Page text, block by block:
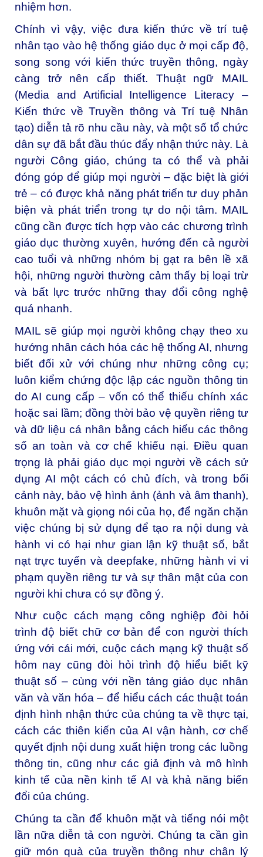
nhiệm hơn.
Chính vì vậy, việc đưa kiến thức về trí tuệ
nhân tạo vào hệ thống giáo dục ở mọi cấp độ,
song song với kiến thức truyền thông, ngày
càng trở nên cấp thiết. Thuật ngữ MAIL
(Media and Artificial Intelligence Literacy –
Kiến thức về Truyền thông và Trí tuệ Nhân
tạo) diễn tả rõ nhu cầu này, và một số tổ chức
dân sự đã bắt đầu thúc đẩy nhận thức này. Là
người Công giáo, chúng ta có thể và phải
đóng góp để giúp mọi người – đặc biệt là giới
trẻ – có được khả năng phát triển tư duy phản
biện và phát triển trong tự do nội tâm. MAIL
cũng cần được tích hợp vào các chương trình
giáo dục thường xuyên, hướng đến cả người
cao tuổi và những nhóm bị gạt ra bên lề xã
hội, những người thường cảm thấy bị loại trừ
và bất lực trước những thay đổi công nghệ
quá nhanh.
MAIL sẽ giúp mọi người không chạy theo xu
hướng nhân cách hóa các hệ thống AI, nhưng
biết đối xử với chúng như những công cụ;
luôn kiểm chứng độc lập các nguồn thông tin
do AI cung cấp – vốn có thể thiếu chính xác
hoặc sai lầm; đồng thời bảo vệ quyền riêng tư
và dữ liệu cá nhân bằng cách hiểu các thông
số an toàn và cơ chế khiếu nại. Điều quan
trọng là phải giáo dục mọi người về cách sử
dụng AI một cách có chủ đích, và trong bối
cảnh này, bảo vệ hình ảnh (ảnh và âm thanh),
khuôn mặt và giọng nói của họ, để ngăn chặn
việc chúng bị sử dụng để tạo ra nội dung và
hành vi có hại như gian lận kỹ thuật số, bắt
nạt trực tuyến và deepfake, những hành vi vi
phạm quyền riêng tư và sự thân mật của con
người khi chưa có sự đồng ý.
Như cuộc cách mạng công nghiệp đòi hỏi
trình độ biết chữ cơ bản để con người thích
ứng với cái mới, cuộc cách mạng kỹ thuật số
hôm nay cũng đòi hỏi trình độ hiểu biết kỹ
thuật số – cùng với nền tảng giáo dục nhân
văn và văn hóa – để hiểu cách các thuật toán
định hình nhận thức của chúng ta về thực tại,
cách các thiên kiến của AI vận hành, cơ chế
quyết định nội dung xuất hiện trong các luồng
thông tin, cũng như các giả định và mô hình
kinh tế của nền kinh tế AI và khả năng biến
đổi của chúng.
Chúng ta cần để khuôn mặt và tiếng nói một
lần nữa diễn tả con người. Chúng ta cần gìn
giữ món quà của truyền thông như chân lý